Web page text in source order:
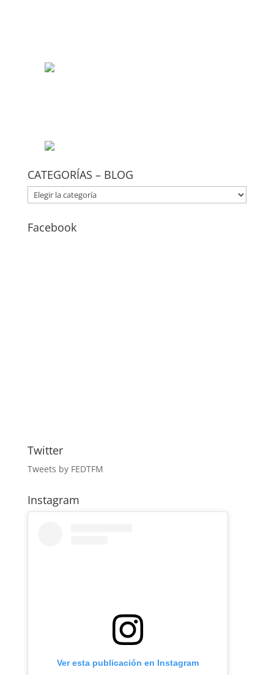
CATEGORÍAS – BLOG
CATEGORÍAS
–
Facebook
Twitter
Tweets by FEDTFM
Instagram
Ver esta publicación en Instagram